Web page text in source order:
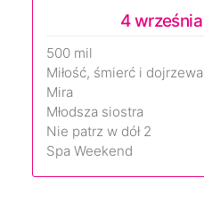
4 września
500 mil
Mira
Młodsza siostra
Nie patrz w dół 2
Spa Weekend